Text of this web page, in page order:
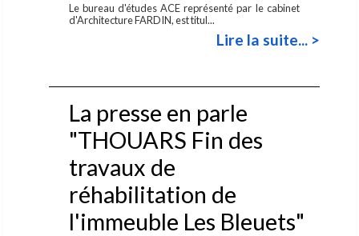
Le bureau d'études ACE représenté par le cabinet
d'Architecture FARDIN, est titul...
Lire la suite... >
La presse en parle
"THOUARS Fin des
travaux de
réhabilitation de
l'immeuble Les Bleuets"